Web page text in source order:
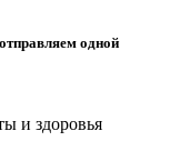
одной
и здоровья